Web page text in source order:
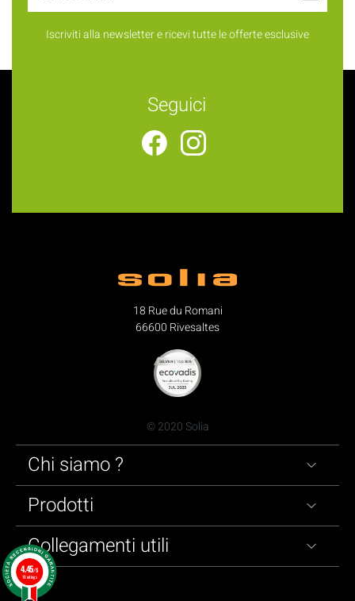
Iscriviti alla newsletter e ricevi tutte le offerte esclusive
Seguici
18 Rue du Romani
66600 Rivesaltes
© 2020 Solia
Chi siamo ?
Prodotti
Collegamenti utili
4.45/5
16 ratings